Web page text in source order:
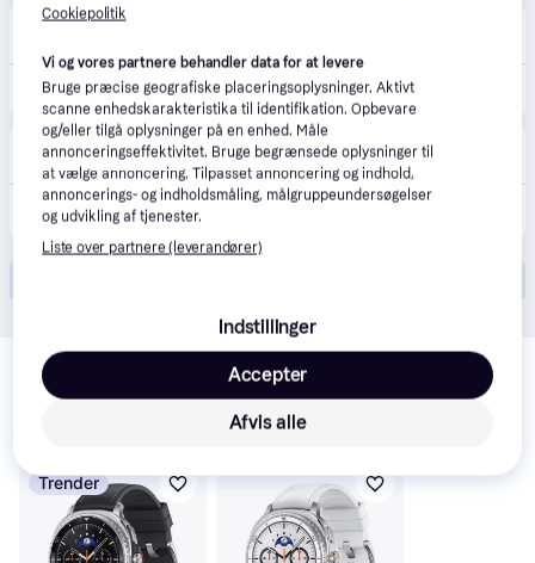
Føtex
Samsung Galaxy Watch8 Classic BT 46 mm - sort 3.999 kr.
Bilka 4.6(89)
49 kr. fragt ,1 dag
Relaterede produkter
Se vores forslag til andre produkter, der matcher dine
Trender
Cookiepolitik
Vi og vores partnere behandler data for at levere
Bruge præcise geografiske placeringsoplysninger. Aktivt
scanne enhedskarakteristika til identifikation. Opbevare
og/eller tilgå oplysninger på en enhed. Måle
annonceringseffektivitet. Bruge begrænsede oplysninger til
at vælge annoncering. Tilpasset annoncering og indhold,
annoncerings- og indholdsmåling, målgruppeundersøgelser
og udvikling af tjenester.
Liste over partnere (leverandører)
Indstillinger
Afvis alle
Accepter